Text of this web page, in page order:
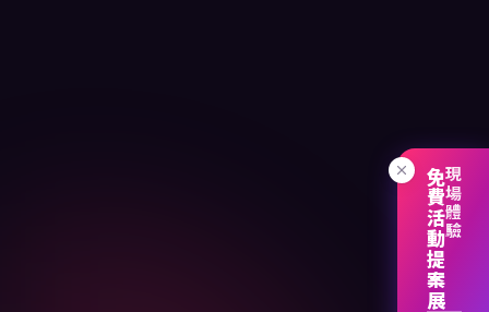
免費活動提案展現場體驗